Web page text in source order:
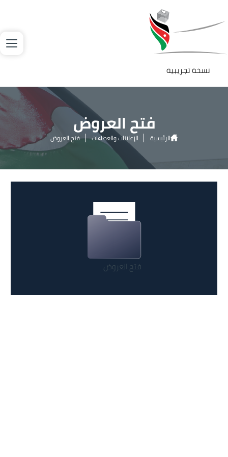
تجاوز إلى المحتوى الرئيسي
نسخة تجريبية
فتح العروض
الرئيسية الإعلانات والعطاءات فتح العروض
الصورة
فتح العروض